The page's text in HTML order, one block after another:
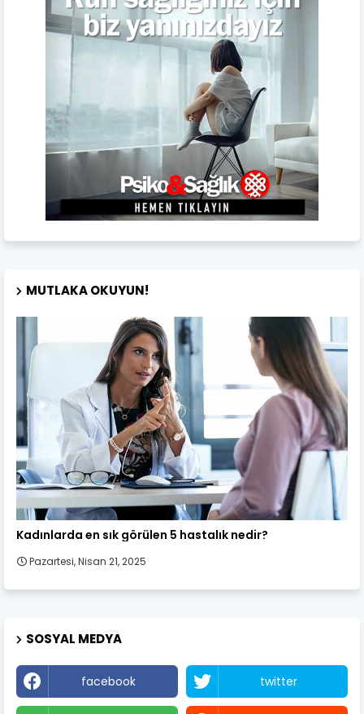
MUTLAKA OKUYUN!
Kadın Sağlığı
Kadınlarda en sık görülen 5 hastalık nedir?
Pazartesi, Nisan 21, 2025
SOSYAL MEDYA
facebook twitter